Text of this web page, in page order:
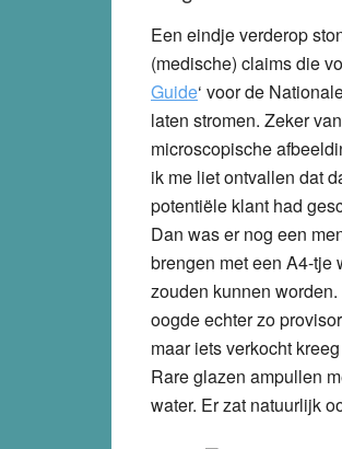
Een eindje verderop
(medische) claims die
Guide‘ voor de
laten stromen. Zeker
microscopische
ik me liet ontvallen dat
potentiële klant had
Dan was er nog een
brengen met een A4-tje
zouden kunnen
oogde echter zo
maar iets verkocht
Rare glazen ampullen
water. Er zat natuurlijk